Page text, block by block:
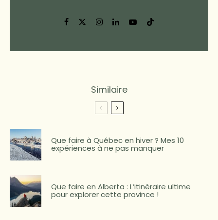
Similaire
Que faire à Québec en hiver ? Mes 10
expériences à ne pas manquer
Que faire en Alberta : L’itinéraire ultime
pour explorer cette province !